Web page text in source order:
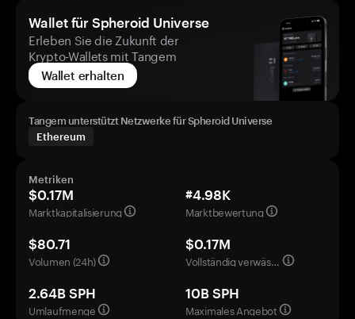
Wallet für Spheroid Universe
Erleben Sie die Zukunft der
Krypto-Wallets mit Tangem
Wallet erhalten
Tangem unterstützt Netzwerke für Spheroid Universe
Ethereum
Metriken
$0.17M
Marktkapitalisierung
#4.98K
Marktbewertung
$80.71
Volumen (24h)
$0.17M
Vollständig verwässerte Bewertung
2.64B SPH
Umlaufmenge
10B SPH
Maximales Angebot